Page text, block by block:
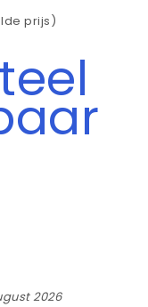
prijs)
2026